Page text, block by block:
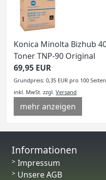
Konica Minolta Bizhub
Toner TNP-90 Original
69,95 EUR
Grundpreis: 0,35 EUR pro 100 Seiten
inkl. MwSt. zzgl. Versand
mehr anzeigen
Informationen
Impressum
Unsere AGB